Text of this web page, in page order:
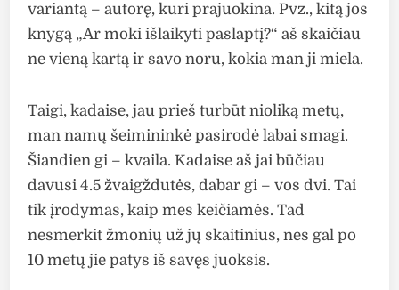
variantą – autorę, kuri prajuokina. Pvz., kitą jos
knygą „Ar moki išlaikyti paslaptį?“ aš skaičiau
ne vieną kartą ir savo noru, kokia man ji miela.
Taigi, kadaise, jau prieš turbūt nioliką metų,
man namų šeimininkė pasirodė labai smagi.
Šiandien gi – kvaila. Kadaise aš jai būčiau
davusi 4.5 žvaigždutės, dabar gi – vos dvi. Tai
tik įrodymas, kaip mes keičiamės. Tad
nesmerkit žmonių už jų skaitinius, nes gal po
10 metų jie patys iš savęs juoksis.